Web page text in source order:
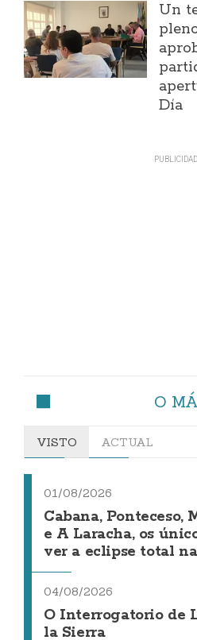
Un
Día
O
VISTO ACTUAL
01/08/2026
Cabana, Ponteceso,
e A Laracha, os
ver a eclipse total
04/08/2026
O Interrogatorio de
la Sierra